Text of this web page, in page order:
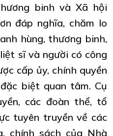
binh và Xã hội
đáp nghĩa, chăm lo
hùng, thương binh,
sĩ và người có công
cấp ủy, chính quyền
biệt quan tâm. Cụ
các đoàn thể, tổ
tuyên truyền về các
chính sách của Nhà